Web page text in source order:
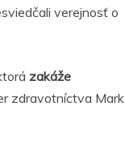
verejnosť o
zakáže
zdravotníctva Mark